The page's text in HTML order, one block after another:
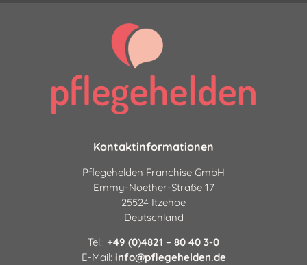
|24 Stunden Pflege und
Kontaktinformationen
Pflegehelden Franchise GmbH
Emmy-Noether-Straße 17
25524 Itzehoe
Deutschland
Tel.: +49 (0)4821 – 80 40 3-0
E-Mail: info@pflegehelden.de